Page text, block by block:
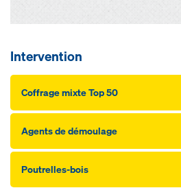
Intervention
Coffrage mixte Top 50
Agents de démoulage
Poutrelles-bois